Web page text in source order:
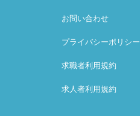
お問い合わせ
プライバシーポリシー
求職者利用規約
求人者利用規約